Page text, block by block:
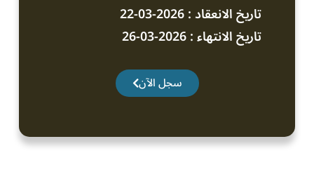
تاريخ الانعقاد : 2026-03-22
تاريخ الانتهاء : 2026-03-26
سجل الآن